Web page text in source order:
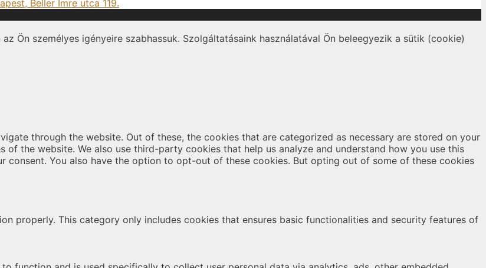
Beller Imre utca 119.
Ön személyes igényeire szabhassuk. Szolgáltatásaink használatával Ön beleegyezik a sütik (cookie)
through the website. Out of these, the cookies that are categorized as necessary are stored on your
the website. We also use third-party cookies that help us analyze and understand how you use this
consent. You also have the option to opt-out of these cookies. But opting out of some of these cookies
properly. This category only includes cookies that ensures basic functionalities and security features of